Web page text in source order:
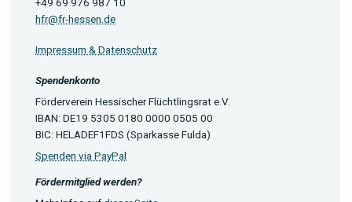
hfr@fr-hessen.de
Impressum & Datenschutz
Spendenkonto
Förderverein Hessischer Flüchtlingsrat e.V.
IBAN: DE19 5305 0180 0000 0505 00
BIC: HELADEF1FDS (Sparkasse Fulda)
Spenden via PayPal
Fördermitglied werden?